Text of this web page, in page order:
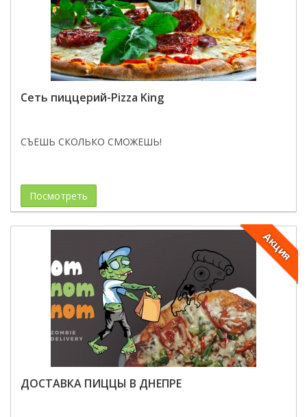
Сеть пиццерий-Pizza King
СЪЕШЬ СКОЛЬКО СМОЖЕШЬ!
Посмотреть
Акция
ДОСТАВКА ПИЦЦЫ В ДНЕПРЕ